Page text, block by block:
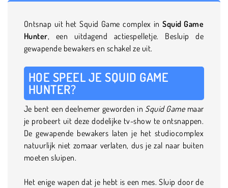
Ontsnap uit het Squid Game complex inSquid Game
Hunter, een uitdagend actiespelletje. Besluip de
gewapende bewakers en schakel ze uit.
HOE SPEEL JE SQUID GAME
HUNTER?
Je bent een deelnemer geworden in Squid Gamemaar
je probeert uit deze dodelijke tv-show te ontsnappen.
De gewapende bewakers laten je het studiocomplex
natuurlijk niet zomaar verlaten, dus je zal naar buiten
moeten sluipen.
Het enige wapen dat je hebt is een mes. Sluip door de